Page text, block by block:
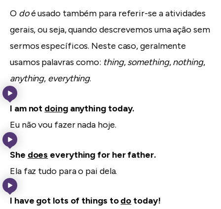
O doé usado também para referir-se a atividades
gerais, ou seja, quando descrevemos uma ação sem
sermos específicos. Neste caso, geralmente
usamos palavras como: thing,something,nothing,
anything, everything.
I am not doinganything today.
Eu não vou fazer nada hoje.
She does everything for her father.
Ela faz tudo para o pai dela.
I have got lots of things todo today!